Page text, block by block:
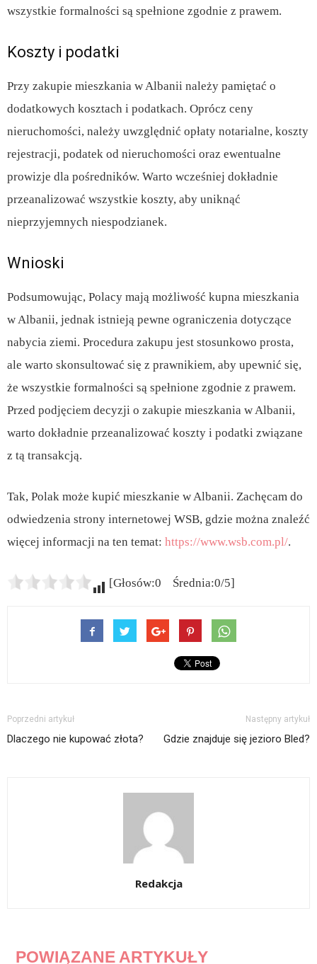
wszystkie formalności są spełnione zgodnie z prawem.
Koszty i podatki
Przy zakupie mieszkania w Albanii należy pamiętać o
dodatkowych kosztach i podatkach. Oprócz ceny
nieruchomości, należy uwzględnić opłaty notarialne, koszty
rejestracji, podatek od nieruchomości oraz ewentualne
prowizje dla pośredników. Warto wcześniej dokładnie
przeanalizować wszystkie koszty, aby uniknąć
nieprzyjemnych niespodzianek.
Wnioski
Podsumowując, Polacy mają możliwość kupna mieszkania
w Albanii, jednak istnieją pewne ograniczenia dotyczące
nabycia ziemi. Procedura zakupu jest stosunkowo prosta,
ale warto skonsultować się z prawnikiem, aby upewnić się,
że wszystkie formalności są spełnione zgodnie z prawem.
Przed podjęciem decyzji o zakupie mieszkania w Albanii,
warto dokładnie przeanalizować koszty i podatki związane
z tą transakcją.
Tak, Polak może kupić mieszkanie w Albanii. Zachęcam do
odwiedzenia strony internetowej WSB, gdzie można znaleźć
więcej informacji na ten temat: https://www.wsb.com.pl/.
[Głosów:0 Średnia:0/5]
Poprzedni artykuł
Dlaczego nie kupować złota?
Następny artykuł
Gdzie znajduje się jezioro Bled?
Redakcja
POWIĄZANE ARTYKUŁY